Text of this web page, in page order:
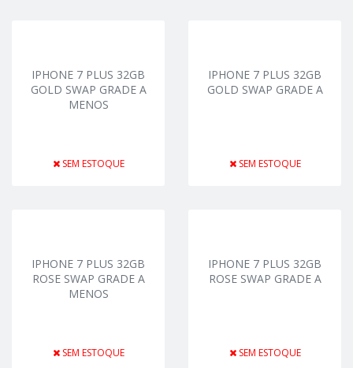
IPHONE 7 PLUS 32GB
GOLD SWAP GRADE A
MENOS
SEM ESTOQUE
IPHONE 7 PLUS 32GB
GOLD SWAP GRADE A
SEM ESTOQUE
IPHONE 7 PLUS 32GB
ROSE SWAP GRADE A
MENOS
SEM ESTOQUE
IPHONE 7 PLUS 32GB
ROSE SWAP GRADE A
SEM ESTOQUE